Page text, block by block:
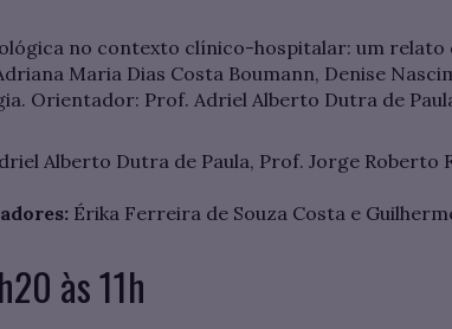
no contexto clínico-hospitalar: um
Maria Dias Costa Boumann, Denise
Orientador: Prof. Adriel Alberto Dutra de
Alberto Dutra de Paula, Prof. Jorge Roberto
Érika Ferreira de Souza Costa e
às 11h